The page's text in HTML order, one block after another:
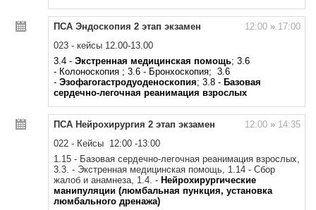
ПСА Эндоскопия 2 этап экзамен 12:00 »17:00
023 - кейсы 12.00-13.00
3.4 - Экстренная медицинская помощь; 3.6
- Колоноскопия ; 3.6 - Бронхоскопия; 3.6
- Эзофагогастродуоденоскопия; 3.8 - Базовая
сердечно-легочная реанимация взрослых
ПСА Нейрохирургия 2 этап экзамен 12:00 »14:35
022 - Кейсы 12:00 -13:00
1 .15 - Базовая сердечно-легочная реанимация взрослых,
3.3. - Экстренная медицинская помощь, 1.14 - Сбор
жалоб и анамнеза, 1.4. - Нейрохирургические
манипуляции (люмбальная пункция, установка
люмбального дренажа)